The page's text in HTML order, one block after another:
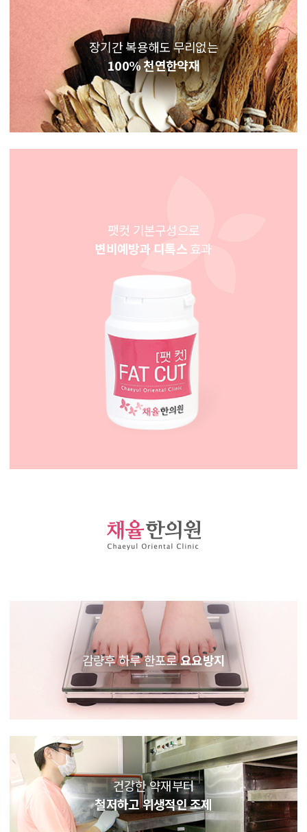
장기간 복용해도 무리없는
100% 천연한약재
팻컷 기본구성으로
변비예방과 디톡스효과
감량후 하루 한포로요요방지
건강한 약재부터
철저하고 위생적인 조제